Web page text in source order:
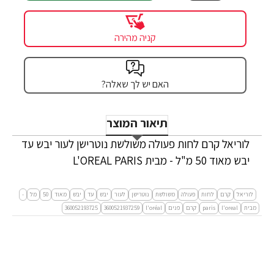
קניה מהירה
האם יש לך שאלה?
תיאור המוצר
לוריאל קרם לחות פעולה משולשת נוטרישן לעור יבש עד
יבש מאוד 50 מ"ל - מבית L'OREAL PARIS
לוריאל קרם לחות פעולה משולשת נוטרישן לעור יבש עד יבש מאוד 50 מל
-
מבית
l'oreal
paris קרם פנים l'oréal
3600521937259
360052193725